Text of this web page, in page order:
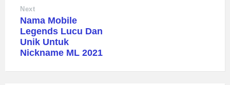
Next
Nama Mobile
Legends Lucu Dan
Unik Untuk
Nickname ML 2021